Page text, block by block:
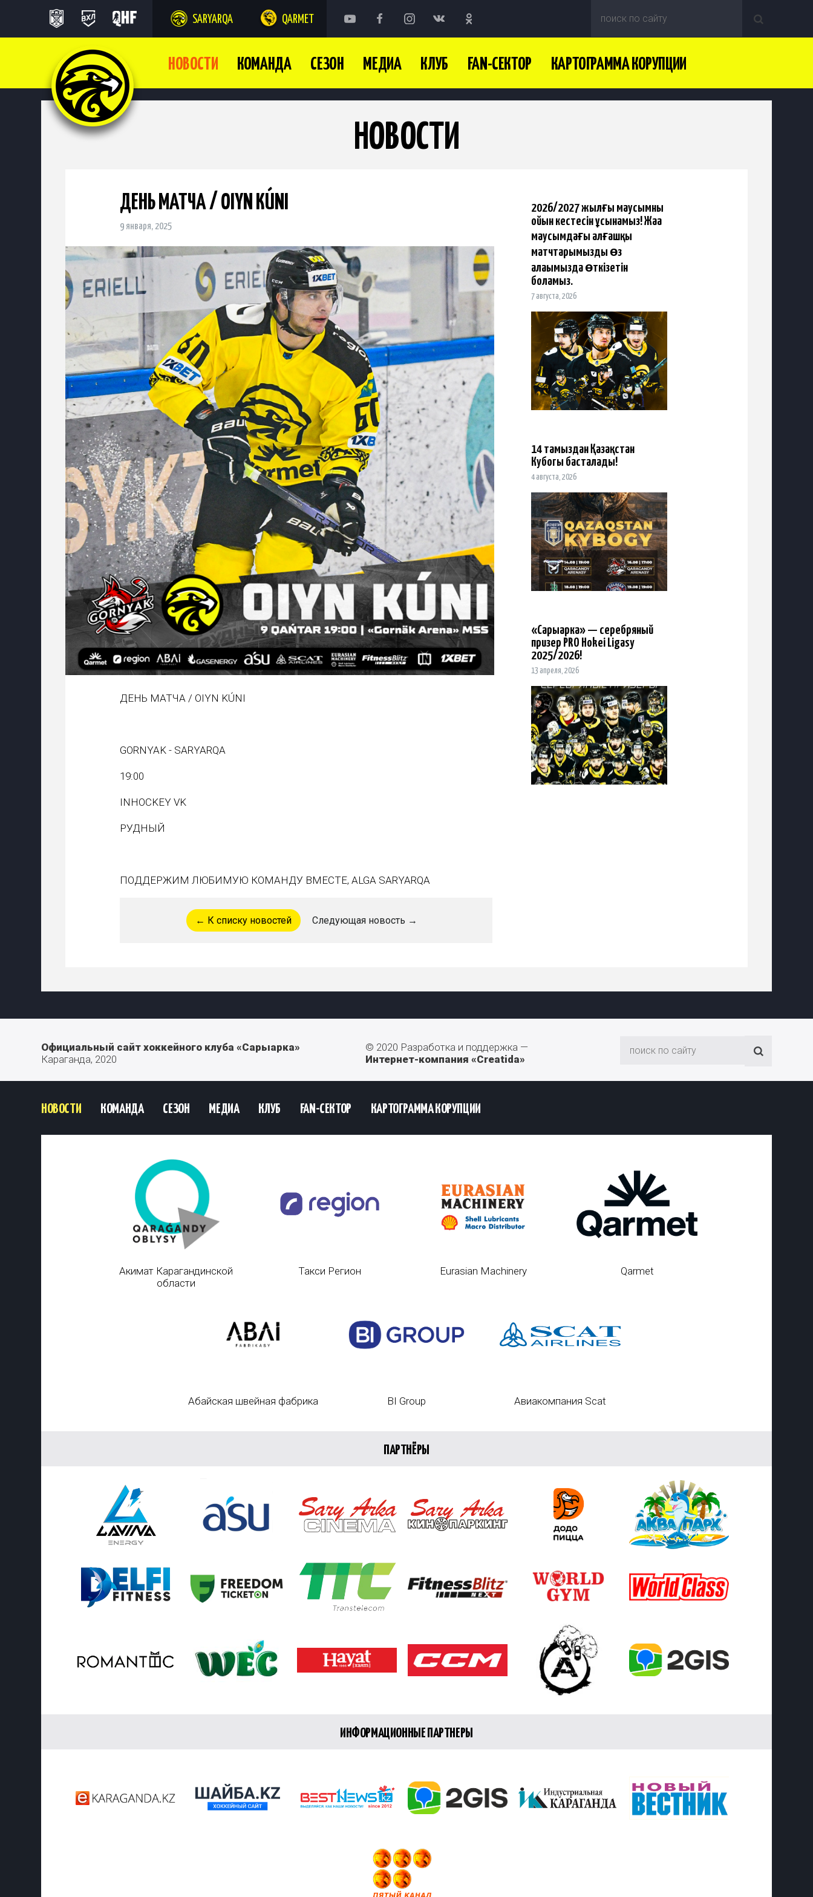
SARYARQA QARMET
НОВОСТИ КОМАНДА СЕЗОН МЕДИА КЛУБ FAN-СЕКТОР КАРТОГРАММА КОРУПЦИИ
НОВОСТИ
ДЕНЬ МАТЧА / OIYN KÚNI
9 января, 2025
ДЕНЬ МАТЧА / OIYN KÚNI
GORNYAK - SARYARQA
19:00
INHOCKEY VK
РУДНЫЙ
ПОДДЕРЖИМ ЛЮБИМУЮ КОМАНДУ ВМЕСТЕ, ALGA SARYARQA
← К списку новостей Следующая новость →
2026/2027 жылғы маусымның
ойын кестесін ұсынамыз! Жаңа
маусымдағы алғашқы
матчтарымызды өз
алаңымызда өткізетін
боламыз.
7 августа, 2026
14 тамыздан Қазақстан
Кубогы басталады!
4 августа, 2026
«Сарыарка» — серебряный
призер PRO Hokei Ligasy
2025/2026!
13 апреля, 2026
Официальный сайт хоккейного клуба «Сарыарка»
Караганда, 2020
© 2020 Разработка и поддержка —
Интернет-компания «Creatida»
НОВОСТИ КОМАНДА СЕЗОН МЕДИА КЛУБ FAN-СЕКТОР КАРТОГРАММА КОРУПЦИИ
Акимат Карагандинской
области
Такси Регион Eurasian Machinery Qarmet
Абайская швейная фабрика BI Group Авиакомпания Scat
ПАРТНЁРЫ
ИНФОРМАЦИОННЫЕ ПАРТНЕРЫ